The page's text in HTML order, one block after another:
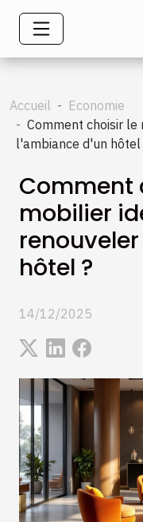
Accueil
Economie
Comment choisir
l'ambiance d'un hôtel
Comment
mobilier
hôtel ?
14/12/2025